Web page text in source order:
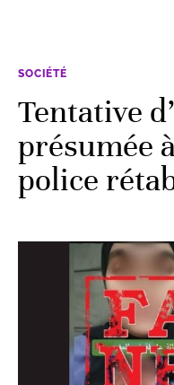
SOCIÉTÉ
Tentative
présumée
police